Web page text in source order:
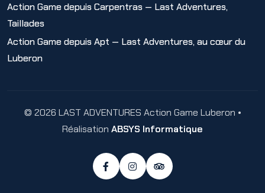
Action Game depuis Carpentras — Last Adventures,
Taillades
Action Game depuis Apt — Last Adventures, au cœur du
Luberon
© 2026 LAST ADVENTURES Action Game Luberon •
Réalisation ABSYS Informatique